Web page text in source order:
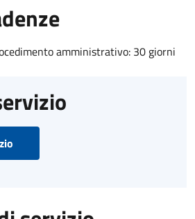
amministrativo: 30 giorni